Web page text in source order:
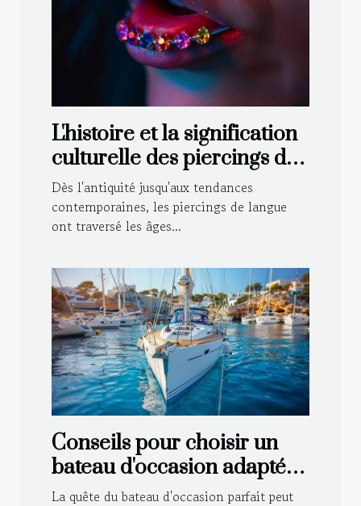
L'histoire et la signification
culturelle des piercings de
langue
Dès l'antiquité jusqu'aux tendances
contemporaines, les piercings de langue
ont traversé les âges...
Conseils pour choisir un
bateau d'occasion adapté à
vos besoins
La quête du bateau d'occasion parfait peut